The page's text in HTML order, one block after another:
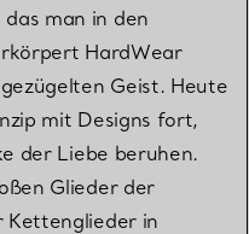
man in den
HardWear
Geist. Heute
mit Designs fort,
der Liebe beruhen.
Glieder der
Kettenglieder in